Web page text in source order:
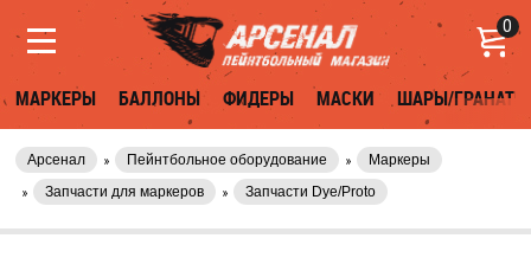
0
МАРКЕРЫ БАЛЛОНЫ ФИДЕРЫ МАСКИ ШАРЫ/ГРАНАТЫ
Арсенал Пейнтбольное оборудование
Маркеры
Запчасти для маркеров
Запчасти Dye/Proto